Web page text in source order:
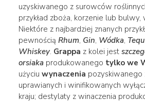
uzyskiwanego z surowców
przykład zboża, korzenie lub
Niektóre z najbardziej znanych
pewnością Rhum, Gin, Wódka,
Whiskey. Grappa z kolei jest
orsiakaprodukowanego tylko we
użyciu wynaczenia pozyskiwanego
uprawianych i winifikowanych
kraju; destylaty z winaczenia